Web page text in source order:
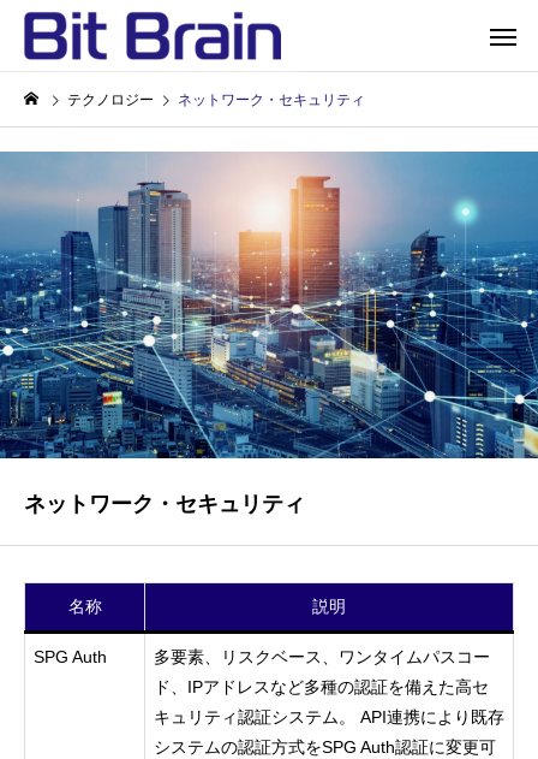
テクノロジー ネットワーク・セキュリティ
ネットワーク・セキュリティ
名称 説明
SPG Auth
多要素、リスクベース、ワンタイムパスコー
ド、IPアドレスなど多種の認証を備えた高セ
キュリティ認証システム。 API連携により既存
システムの認証方式をSPG Auth認証に変更可